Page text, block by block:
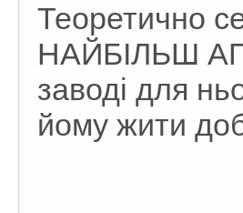
Теоретично
НАЙБІЛЬШ
заводі для
йому жити